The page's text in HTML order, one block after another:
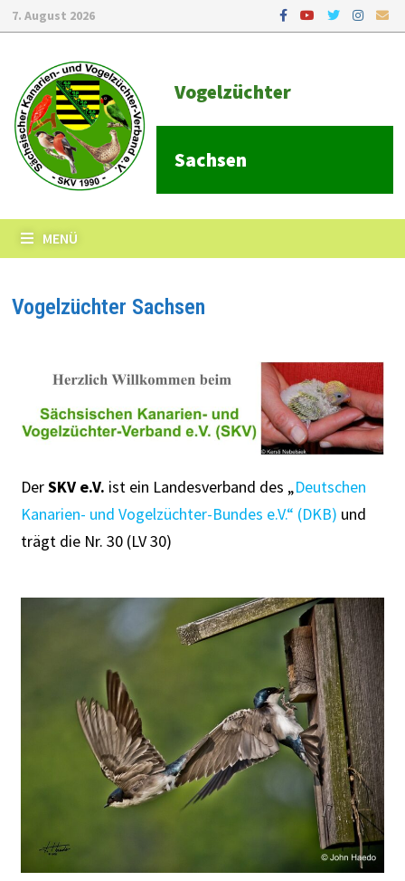
7. August 2026
Vogelzüchter
Sachsen
MENÜ
Vogelzüchter Sachsen
DerSKV e.V. ist ein Landesverband des „Deutschen
Kanarien- und Vogelzüchter-Bundes e.V.“ (DKB) und
trägt die Nr. 30 (LV 30)